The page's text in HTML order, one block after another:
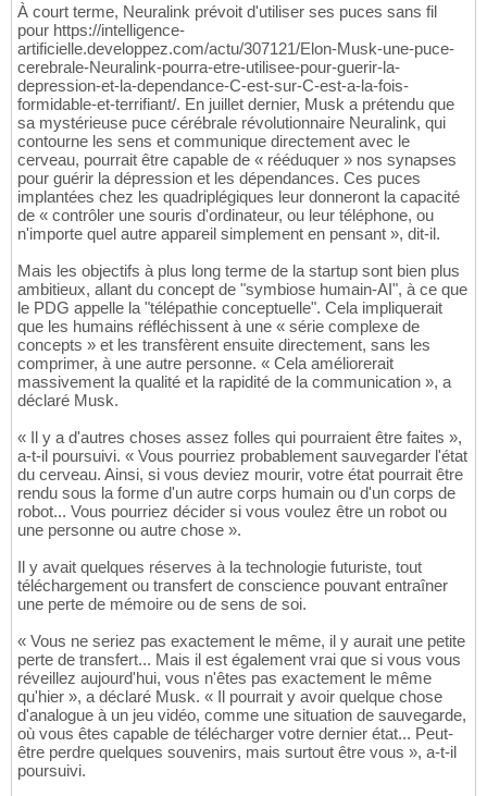
À court terme, Neuralink prévoit d'utiliser ses puces sans fil
pour https://intelligence-
artificielle.developpez.com/actu/307121/Elon-Musk-une-puce-
cerebrale-Neuralink-pourra-etre-utilisee-pour-guerir-la-
depression-et-la-dependance-C-est-sur-C-est-a-la-fois-
formidable-et-terrifiant/. En juillet dernier, Musk a prétendu que
sa mystérieuse puce cérébrale révolutionnaire Neuralink, qui
contourne les sens et communique directement avec le
cerveau, pourrait être capable de « rééduquer » nos synapses
pour guérir la dépression et les dépendances. Ces puces
implantées chez les quadriplégiques leur donneront la capacité
de « contrôler une souris d'ordinateur, ou leur téléphone, ou
n'importe quel autre appareil simplement en pensant », dit-il.
Mais les objectifs à plus long terme de la startup sont bien plus
ambitieux, allant du concept de "symbiose humain-AI", à ce que
le PDG appelle la "télépathie conceptuelle". Cela impliquerait
que les humains réfléchissent à une « série complexe de
concepts » et les transfèrent ensuite directement, sans les
comprimer, à une autre personne. « Cela améliorerait
massivement la qualité et la rapidité de la communication », a
déclaré Musk.
« Il y a d'autres choses assez folles qui pourraient être faites »,
a-t-il poursuivi. « Vous pourriez probablement sauvegarder l'état
du cerveau. Ainsi, si vous deviez mourir, votre état pourrait être
rendu sous la forme d'un autre corps humain ou d'un corps de
robot... Vous pourriez décider si vous voulez être un robot ou
une personne ou autre chose ».
Il y avait quelques réserves à la technologie futuriste, tout
téléchargement ou transfert de conscience pouvant entraîner
une perte de mémoire ou de sens de soi.
« Vous ne seriez pas exactement le même, il y aurait une petite
perte de transfert... Mais il est également vrai que si vous vous
réveillez aujourd'hui, vous n'êtes pas exactement le même
qu'hier », a déclaré Musk. « Il pourrait y avoir quelque chose
d'analogue à un jeu vidéo, comme une situation de sauvegarde,
où vous êtes capable de télécharger votre dernier état... Peut-
être perdre quelques souvenirs, mais surtout être vous », a-t-il
poursuivi.